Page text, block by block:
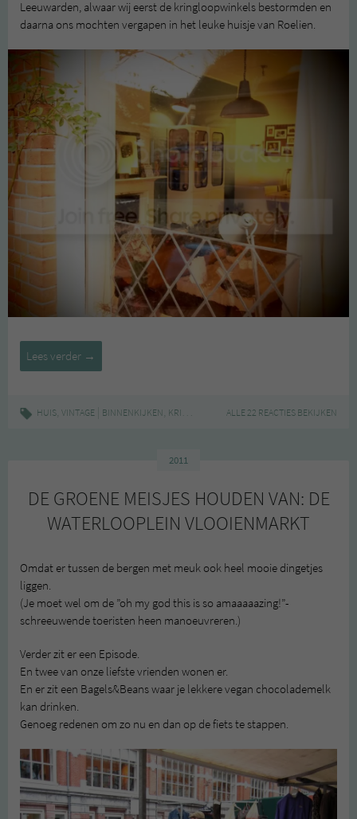
Leeuwarden, alwaar wij eerst de kringloopwinkels bestormden en
daarna ons mochten vergapen in het leuke huisje van Roelien.
Lees verder Tweedehandsliefde
in
#2
→
HUIS, VINTAGE BINNENKIJKEN, KRINGLOOP MARKTPLAATS,TWEEDEHANDS
ALLE 22 REACTIES BEKIJKEN
2011
DE GROENE MEISJES HOUDEN VAN: DE
WATERLOOPLEIN VLOOIENMARKT
Omdat er tussen de bergen met meuk ook heel mooie dingetjes
liggen.
(Je moet wel om de ”oh my god this is so amaaaaazing!”-
schreeuwende toeristen heen manoeuvreren.)
Verder zit er een Episode.
En twee van onze liefste vrienden wonen er.
En er zit een Bagels&Beans waar je lekkere vegan chocolademelk
kan drinken.
Genoeg redenen om zo nu en dan op de fiets te stappen.